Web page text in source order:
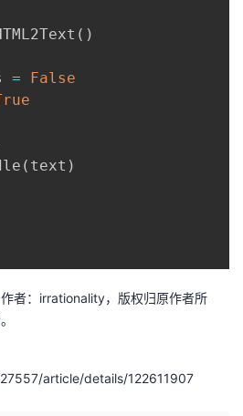
( )
=
False
( text )
者：irrationality，版权归原作者所
article/details/122611907